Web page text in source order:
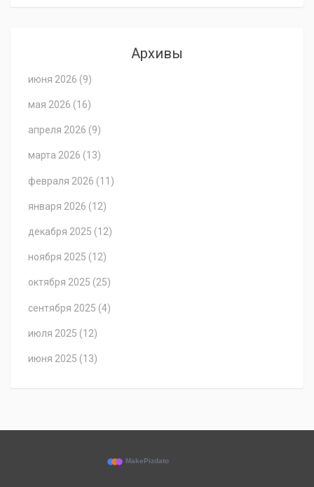
Архивы
июня 2026 (9)
мая 2026 (16)
апреля 2026 (9)
марта 2026 (13)
февраля 2026 (11)
января 2026 (12)
декабря 2025 (12)
ноября 2025 (12)
октября 2025 (25)
сентября 2025 (4)
июля 2025 (12)
июня 2025 (13)